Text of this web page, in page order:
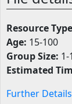
Resource
Age: 15-100
Group Size: 1-
Estimated
Further